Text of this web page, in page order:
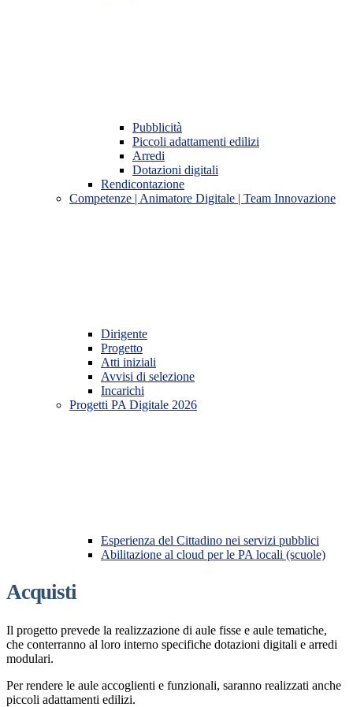
Pubblicità
Piccoli adattamenti edilizi
Arredi
Dotazioni digitali
Rendicontazione
Competenze | Animatore Digitale | Team Innovazione
Dirigente
Progetto
Atti iniziali
Avvisi di selezione
Incarichi
Progetti PA Digitale 2026
Esperienza del Cittadino nei servizi pubblici
Abilitazione al cloud per le PA locali (scuole)
Acquisti
Il progetto prevede la realizzazione di aule fisse e aule tematiche,
che conterranno al loro interno specifiche dotazioni digitali e arredi
modulari.
Per rendere le aule accoglienti e funzionali, saranno realizzati anche
piccoli adattamenti edilizi.